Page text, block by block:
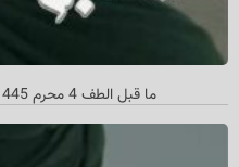
ما قبل الطف 4 محرم 1445 بحضور السید یاسر قطیش